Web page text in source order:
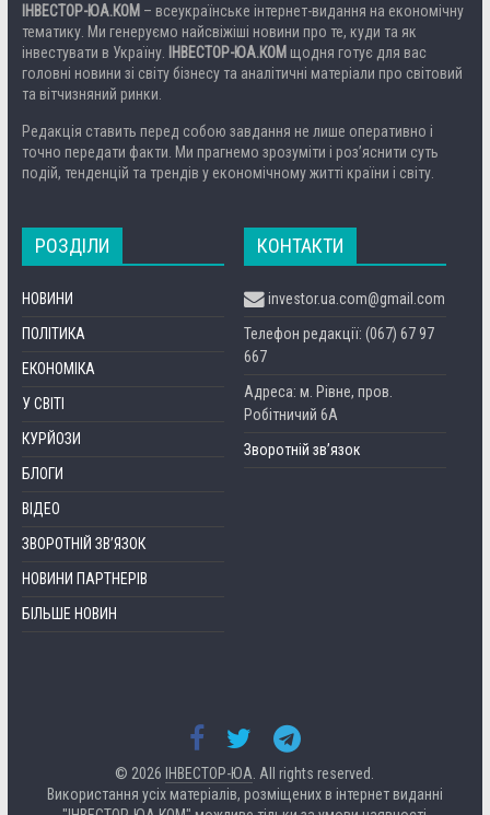
ІНВЕСТОР-ЮА.КОМ – всеукраїнське інтернет-видання на економічну
тематику. Ми генеруємо найсвіжіші новини про те, куди та як
інвестувати в Україну.
ІНВЕСТОР-ЮА.КОМ щодня готує для вас
головні новини зі світу бізнесу та аналітичні матеріали про світовий
та вітчизняний ринки.
Редакція ставить перед собою завдання не лише оперативно і
точно передати факти. Ми прагнемо зрозуміти і роз’яснити суть
подій, тенденцій та трендів у економічному житті країни і світу.
РОЗДІЛИ
НОВИНИ
ПОЛІТИКА
ЕКОНОМІКА
У СВІТІ
КУРЙОЗИ
БЛОГИ
ВІДЕО
ЗВОРОТНІЙ ЗВ’ЯЗОК
НОВИНИ ПАРТНЕРІВ
БІЛЬШЕ НОВИН
КОНТАКТИ
investor.ua.com@gmail.com
Телефон редакції: (067) 67 97
667
Адреса: м. Рівне, пров.
Робітничий 6А
Зворотній зв’язок
© 2026 ІНВЕСТОР-ЮА . All rights reserved.
Використання усіх матеріалів, розміщених в інтернет виданні